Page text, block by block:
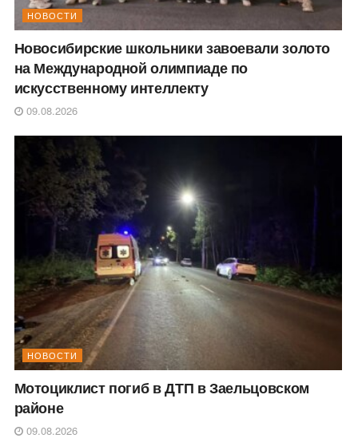
НОВОСТИ
Новосибирские школьники завоевали золото
на Международной олимпиаде по
искусственному интеллекту
09.08.2026
НОВОСТИ
Мотоциклист погиб в ДТП в Заельцовском
районе
09.08.2026